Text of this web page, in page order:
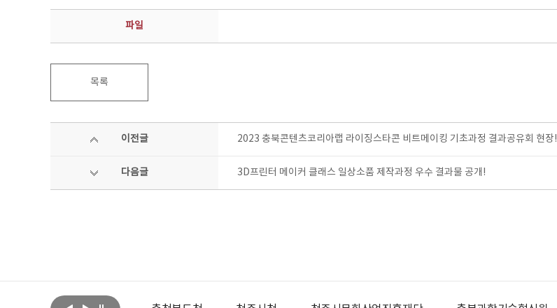
파일
목록
이전글 2023 충북콘텐츠코리아랩 라이징스타콘 비트메이킹 기초과정 결과공유회 현장!
다음글 3D프린터 메이커 클래스 일상소품 제작과정 우수 결과물 공개!